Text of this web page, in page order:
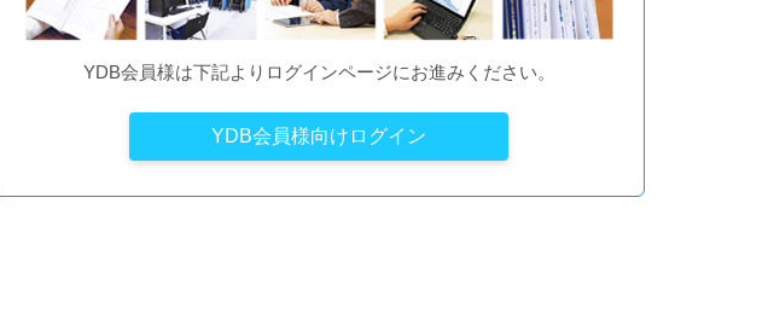
YDB会員様は下記よりログインページにお進みください。
YDB会員様向けログイン